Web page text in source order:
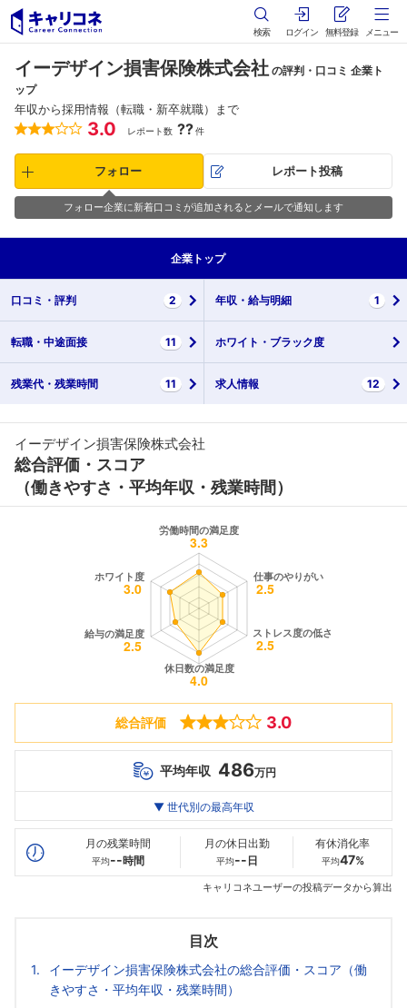
検索 ログイン 無料登録 メニュー
イーデザイン損害保険株式会社 の評判・口コミ 企業ト
ップ
年収から採用情報（転職・新卒就職）まで
3.0 レポート数 ??件
フォロー レポート投稿
フォロー企業に新着口コミが追加されるとメールで通知します
企業 トップ
口コミ・ 評判 2 年収・ 給与明細 1
転職・ 中途面接 11 ホワイト・ ブラック度
残業代・ 残業時間 11 求人情報 12
イーデザイン損害保険株式会社
総合評価・スコア
（働きやすさ・平均年収・残業時間）
総合評価 3.0
平均年収 486万円
最高年収
20代
--万
30代
486万
--万
▼ 世代別の最高年収
月の残業時間
平均--時間
月の休日出勤
平均-- 日
有休消化率
平均47%
キャリコネユーザーの投稿データから算出
目次
イーデザイン損害保険株式会社の総合評価・スコア（働
きやすさ・平均年収・残業時間）